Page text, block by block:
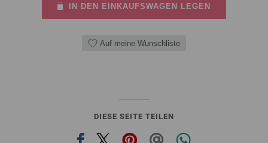
IN DEN EINKAUFSWAGEN LEGEN
Auf meine Wunschliste
DIESE SEITE TEILEN